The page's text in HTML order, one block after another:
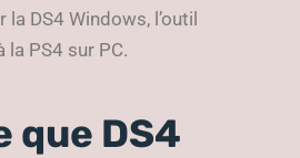
DS4 Windows, l’outil
PS4 sur PC.
que DS4